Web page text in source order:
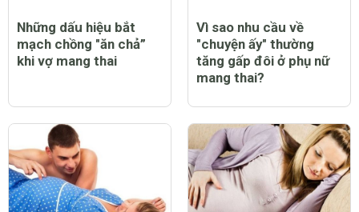
Những dấu hiệu bắt
mạch chồng "ăn chả”
khi vợ mang thai
Vì sao nhu cầu về
"chuyện ấy" thường
tăng gấp đôi ở phụ nữ
mang thai?